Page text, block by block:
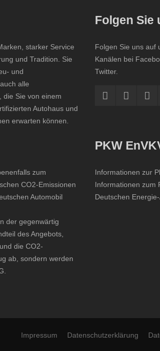
starker Service
und Tradition. Sie
und
alle
die Sie von einem
Autohaus und
erwarten können.
Folgen Sie
Folgen Sie uns auf
Kanälen bei
Twitter.
zum
CO2-Emissionen
Automobil
der gegenwärtig
des Angebots,
die CO2-
ab, sondern werden
PKW
Informationen zur
Informationen zum
Deutschen
Impressum Datenschutzerklärung